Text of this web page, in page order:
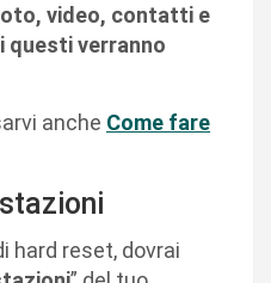
video, contatti e
verranno
anche Come fare
hard reset, dovrai